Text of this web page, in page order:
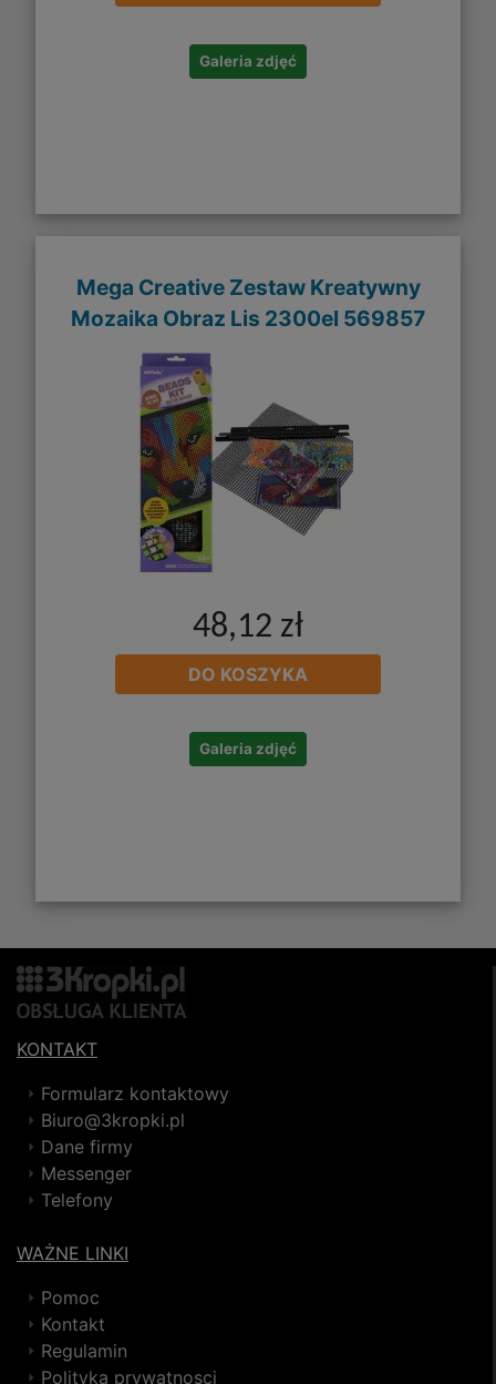
Galeria zdjęć
Mega Creative Zestaw Kreatywny
Mozaika Obraz Lis 2300el 569857
48,12 zł
DO KOSZYKA
Galeria zdjęć
KONTAKT
Formularz kontaktowy
Biuro@3kropki.pl
Dane firmy
Messenger
Telefony
WAŻNE LINKI
Pomoc
Kontakt
Regulamin
Polityka prywatnosci